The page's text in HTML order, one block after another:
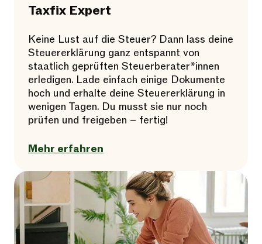
Taxfix Expert
Keine Lust auf die Steuer? Dann lass deine
Steuererklärung ganz entspannt von
staatlich geprüften Steuerberater*innen
erledigen. Lade einfach einige Dokumente
hoch und erhalte deine Steuererklärung in
wenigen Tagen. Du musst sie nur noch
prüfen und freigeben – fertig!
Mehr erfahren